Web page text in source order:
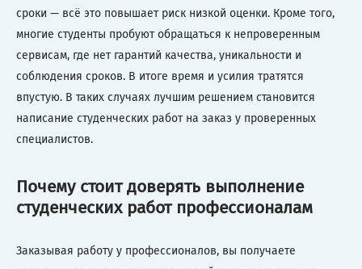
сроки — всё это повышает риск низкой оценки. Кроме того,
многие студенты пробуют обращаться к непроверенным
сервисам, где нет гарантий качества, уникальности и
соблюдения сроков. В итоге время и усилия тратятся
впустую. В таких случаях лучшим решением становится
написание студенческих работ на заказ у проверенных
специалистов.
Почему стоит доверять выполнение
студенческих работ профессионалам
Заказывая работу у профессионалов, вы получаете